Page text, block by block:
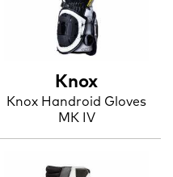
Knox
Knox Handroid Gloves
MK IV